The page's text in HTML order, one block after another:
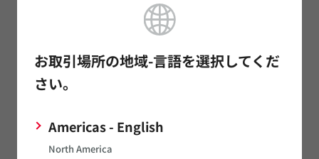
お取引場所の地域-言語を選択してくだ
さい。
Americas - English
North America
インプラント医療機器または医療機器 [GHTF D]